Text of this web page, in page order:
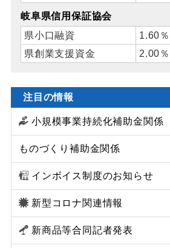
岐阜県信用保証協会
県小口融資
1.60％
県創業支援資金
2.00％
注目の情報
小規模事業持続化補助金関係
ものづくり補助金関係
インボイス制度のお知らせ
新型コロナ関連情報
新商品等合同記者発表